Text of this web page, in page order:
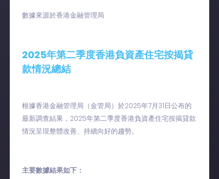
數據來源於香港金融管理局
2025年第二季度香港負資產住宅按揭貸
款情況總結
根據香港金融管理局（金管局）於2025年7月31日公布的
最新調查結果，2025年第二季度香港負資產住宅按揭貸款
情況呈現整體改善、持續向好的趨勢。
主要數據結果如下：